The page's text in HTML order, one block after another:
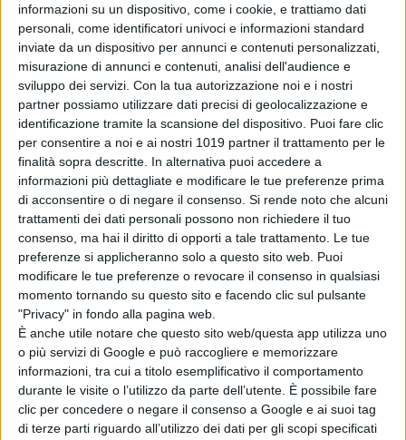
informazioni su un dispositivo, come i cookie, e trattiamo dati
personali, come identificatori univoci e informazioni standard
inviate da un dispositivo per annunci e contenuti personalizzati,
misurazione di annunci e contenuti, analisi dell'audience e
sviluppo dei servizi. Con la tua autorizzazione noi e i nostri
partner possiamo utilizzare dati precisi di geolocalizzazione e
identificazione tramite la scansione del dispositivo. Puoi fare clic
per consentire a noi e ai nostri 1019 partner il trattamento per le
finalità sopra descritte. In alternativa puoi accedere a
informazioni più dettagliate e modificare le tue preferenze prima
di acconsentire o di negare il consenso. Si rende noto che alcuni
trattamenti dei dati personali possono non richiedere il tuo
consenso, ma hai il diritto di opporti a tale trattamento. Le tue
preferenze si applicheranno solo a questo sito web. Puoi
modificare le tue preferenze o revocare il consenso in qualsiasi
momento tornando su questo sito e facendo clic sul pulsante
"Privacy" in fondo alla pagina web.
È anche utile notare che questo sito web/questa app utilizza uno
o più servizi di Google e può raccogliere e memorizzare
informazioni, tra cui a titolo esemplificativo il comportamento
durante le visite o l’utilizzo da parte dell’utente. È possibile fare
clic per concedere o negare il consenso a Google e ai suoi tag
di terze parti riguardo all’utilizzo dei dati per gli scopi specificati
attesa sul fronte. Quell’organetto che
ritornerà a casa, inBasilicata,
soltanto anni dopo nel1968, portato
dalla nipote diAntonio,Anna. Lì
incontreràGaetano, nipote diTanoe
tra i due nascerà l’amore.
PubblicatoSettembre 9, 2020in
77° Mostra del Cinema di Venezia
daLa Redazione
Tag: